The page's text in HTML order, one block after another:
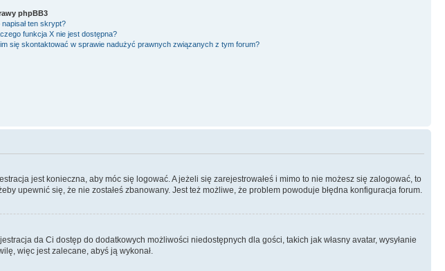
phpBB3
napisał ten skrypt?
funkcja X nie jest dostępna?
się skontaktować w sprawie nadużyć prawnych związanych z tym forum?
jest konieczna, aby móc się logować. A jeżeli się zarejestrowałeś i mimo to nie możesz się zalogować, to
upewnić się, że nie zostałeś zbanowany. Jest też możliwe, że problem powoduje błędna konfiguracja forum.
da Ci dostęp do dodatkowych możliwości niedostępnych dla gości, takich jak własny avatar, wysyłanie
więc jest zalecane, abyś ją wykonał.